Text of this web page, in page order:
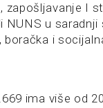
zapošljavanje I
u
i
ima više od